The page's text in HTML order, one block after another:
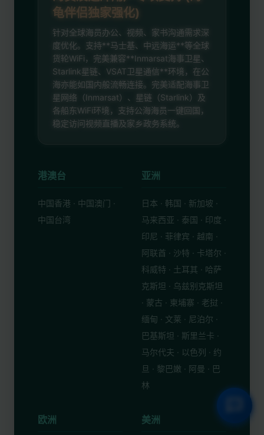
龟伴侣独家强化)
针对全球海员办公、视频、家书沟通需求深
度优化。支持**马士基、中远海运**等全球
货轮WiFi，完美兼容**Inmarsat海事卫星、
Starlink星链、VSAT卫星通信**环境，在公
海亦能如国内般流畅连接。完美适配海事卫
星网络（Inmarsat）、星链（Starlink）及
各船东WiFi环境，支持公海海员一键回国，
稳定访问视频直播及家乡政务系统。
港澳台
中国香港 · 中国澳门 ·
中国台湾
亚洲
日本 · 韩国 · 新加坡 ·
马来西亚 · 泰国 · 印度 ·
印尼 · 菲律宾 · 越南 ·
阿联酋 · 沙特 · 卡塔尔 ·
科威特 · 土耳其 · 哈萨
克斯坦 · 乌兹别克斯坦
· 蒙古 · 柬埔寨 · 老挝 ·
缅甸 · 文莱 · 尼泊尔 ·
巴基斯坦 · 斯里兰卡 ·
马尔代夫 · 以色列 · 约
旦 · 黎巴嫩 · 阿曼 · 巴
林
欧洲 美洲